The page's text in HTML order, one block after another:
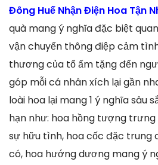
Đông Huế Nhận Điện Hoa Tận
quà mang ý nghĩa đặc biệt
vận chuyển thông điệp cảm
thương của tổ ấm tặng đến
góp mỗi cá nhân xích lại gần
loài hoa lại mang 1 ý nghĩa sâu
hạn như: hoa hồng tượng
sự hữu tình, hoa cốc đặc trung
có, hoa hướng dương mang ý